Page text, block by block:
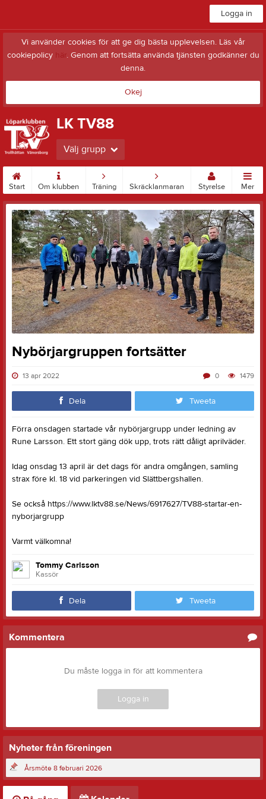
Logga in
Vi använder cookies för att ge dig bästa upplevelsen. Läs vår
cookiepolicy här. Genom att fortsätta använda tjänsten godkänner du
denna.
Okej
LK TV88
Välj grupp
Start Om klubben Träning Skräcklanmaran Styrelse Mer
Nybörjargruppen fortsätter
13 apr 2022 1479
0
Dela Tweeta
Förra onsdagen startade vår nybörjargrupp under ledning av
Rune Larsson. Ett stort gäng dök upp, trots rätt dåligt aprilväder.
Idag onsdag 13 april är det dags för andra omgången, samling
strax före kl. 18 vid parkeringen vid Slättbergshallen.
Se också https://www.lktv88.se/News/6917627/TV88-startar-en-
nyborjargrupp
Varmt välkomna!
Tommy Carlsson
Kassör
Dela Tweeta
Kommentera
Du måste logga in för att kommentera
Logga in
Nyheter från föreningen
Årsmöte 8 februari 2026